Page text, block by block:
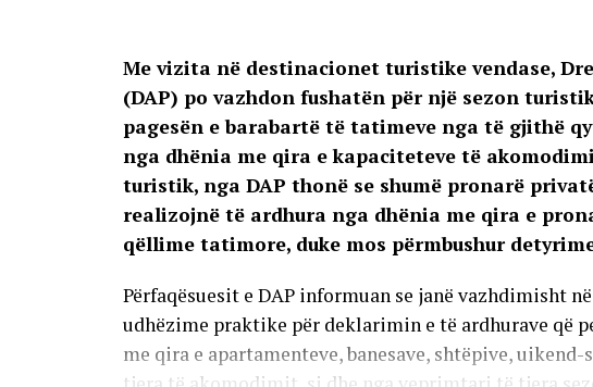
Me vizita në destinacionet turistike vendase,
(DAP) po vazhdon fushatën për një sezon
pagesën e barabartë të tatimeve nga të gjithë
nga dhënia me qira e kapaciteteve të
turistik, nga DAP thonë se shumë pronarë
realizojnë të ardhura nga dhënia me qira e
qëllime tatimore, duke mos përmbushur
Përfaqësuesit e DAP informuan se janë vazhdimisht
udhëzime praktike për deklarimin e të ardhurave që
me qira e apartamenteve, banesave, shtëpive,